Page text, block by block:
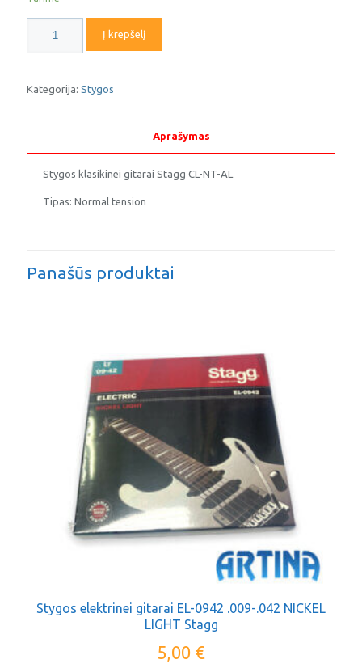
kiekis:
Stygos
gitarai
Stagg
Į krepšelį
Kategorija: Stygos
Aprašymas
Stygos klasikinei gitarai Stagg CL-NT-AL
Tipas: Normal tension
Panašūs produktai
Stygos elektrinei gitarai EL-0942 .009-.042 NICKEL
LIGHT Stagg
5,00 €